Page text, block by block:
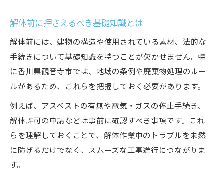
口コミや実績を活かした業者選定術
安全性重視で解体を進めるポイント
安全な解体工法と現場管理の基本
周囲への影響を最小限に抑える工夫
事故を防ぐための現場安全対策
安全基準に基づく解体手順の実践
解体前に押さえるべき基礎知識とは
解体前には、建物の構造や使用されている素材、法的な
手続きについて基礎知識を持つことが欠かせません。特
に香川県観音寺市では、地域の条例や廃棄物処理のルー
ルがあるため、これらを把握しておく必要があります。
例えば、アスベストの有無や電気・ガスの停止手続き、
解体許可の申請などは事前に確認すべき事項です。これ
らを理解しておくことで、解体作業中のトラブルを未然
に防げるだけでなく、スムーズな工事進行につながりま
す。